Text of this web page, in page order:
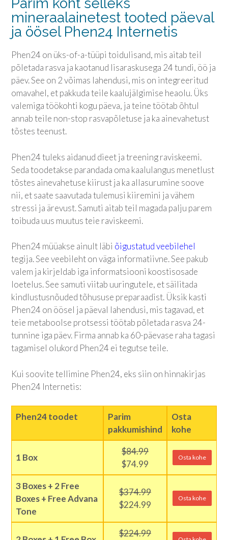
mineraalainetest tooted päeval
ja öösel Phen24 Internetis
Phen24 on üks-of-a-tüüpi toidulisand, mis aitab teil
põletada rasva ja kaotanud lisaraskusega 24 tundi, öö ja
päev. See on 2 võimas lahendusi, mis on integreeritud
omavahel, et pakkuda teile kaalujälgimise heaolu. Üks
valemiga töökohti kogu päeva, ja teine ​​töötab õhtul
annab teile non-stop rasvapõletuse ja ka ainevahetust
tõstes teenust.
Phen24 tuleks aidanud dieet ja treening raviskeemi.
Seda toodetakse parandada oma kaalulangus menetlust
tõstes ainevahetuse kiirust ja ka allasurumine soove
nii, et saate saavutada tulemusi kiiremini ja vähem
stressi ja ärevust. Samuti aitab teil magada palju parem
toibuda uus muutus teie raviskeemi.
Phen24 müüakse ainult läbi õigustatud veebilehel
tegija. See veebileht on väga informatiivne. See pakub
valem ja kirjeldab iga informatsiooni koostisosade
loetelus. See samuti viitab uuringutele, et säilitada
kindlustusnõuded tõhususe preparaadist. Üksik kasti
Phen24 on öösel ja päeval lahendusi, mis tagavad, et
teie metaboolse protsessi töötab põletada rasva 24-
tunnine iga päev. Firma annab ka 60-päevase raha tagasi
tagamisel olukord Phen24 ei tegutse teile.
Kui soovite tellimine Phen24, eks siin on hinnakirjas
Phen24 Internetis:
Phen24 toodet
Parim
pakkumishind
Osta
kohe
1 Box
$84.99
$74.99
Osta kohe
3 Boxes + 2 Free
Boxes + Free Advana
Tone
$374.99
$224.99
Osta kohe
$224.99